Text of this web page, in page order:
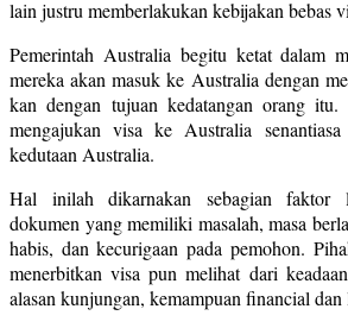
lain justru memberlakukan kebijakan bebas
Pemerintah Australia begitu ketat dalam
mereka akan masuk ke Australia dengan
kan dengan tujuan kedatangan orang itu.
mengajukan visa ke Australia
kedutaan Australia.
Hal inilah dikarnakan sebagian faktor
dokumen yang memiliki masalah, masa
habis, dan kecurigaan pada pemohon.
menerbitkan visa pun melihat dari
alasan kunjungan, kemampuan financial